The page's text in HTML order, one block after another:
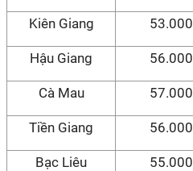
Kiên Giang 53.000
Hậu Giang 56.000
Cà Mau 57.000
Tiền Giang 56.000
Bạc Liêu 55.000